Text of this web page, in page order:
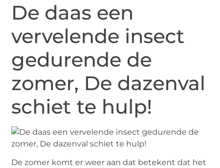
De daas een
vervelende insect
gedurende de
zomer, De dazenval
schiet te hulp!
De zomer komt er weer aan dat betekent dat het